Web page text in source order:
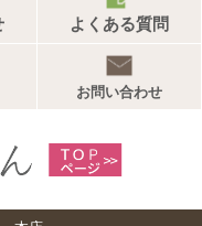
よくある質問
お問い合わせ